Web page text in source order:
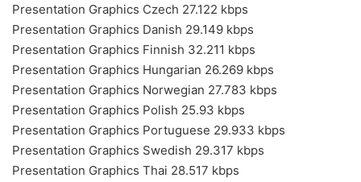
Presentation Graphics Czech 27.122 kbps
Presentation Graphics Danish 29.149 kbps
Presentation Graphics Finnish 32.211 kbps
Presentation Graphics Hungarian 26.269 kbps
Presentation Graphics Norwegian 27.783 kbps
Presentation Graphics Polish 25.93 kbps
Presentation Graphics Portuguese 29.933 kbps
Presentation Graphics Swedish 29.317 kbps
Presentation Graphics Thai 28.517 kbps